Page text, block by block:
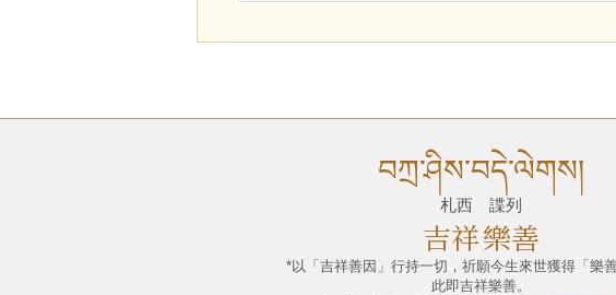
བཀྲ་ཤིས་བདེ་ལེགས།
札西 諜列
吉祥樂善
*以「吉祥善因」行持一切，祈願今生來世獲得「樂善
此即吉祥樂善。